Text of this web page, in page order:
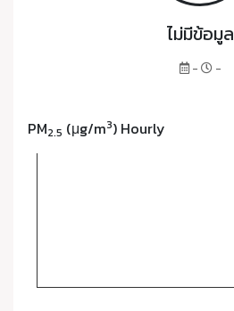
ไม่มีข้อมูล
- -
PM2.5 (μg/m3) Hourly